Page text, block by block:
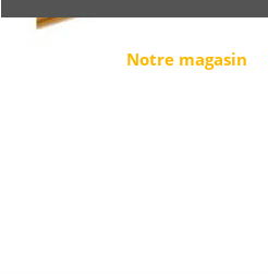
Notre magasin